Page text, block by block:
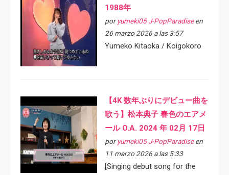
1988年
por yumeki05 J-PopParadiseen
26 marzo 2026 a las 3:57
Yumeko Kitaoka / Koigokoro
【4K 数年ぶりにデビュー曲を
歌う】松本典子 春色のエアメ
ール O.A. 2024 年 02月 17日
por yumeki05 J-PopParadiseen
11 marzo 2026 a las 5:33
[Singing debut song for the